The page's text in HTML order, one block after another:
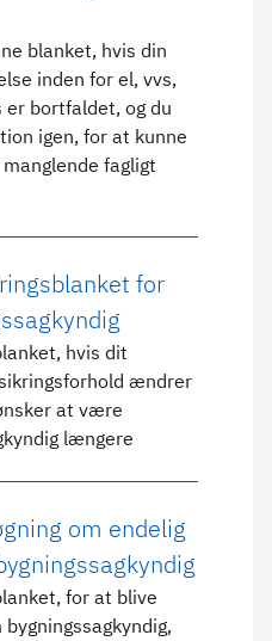
blanket, hvis din
inden for el, vvs,
er bortfaldet, og du
igen, for at kunne
fagligt
for
hvis dit
ændrer
at være
længere
om endelig
for at blive